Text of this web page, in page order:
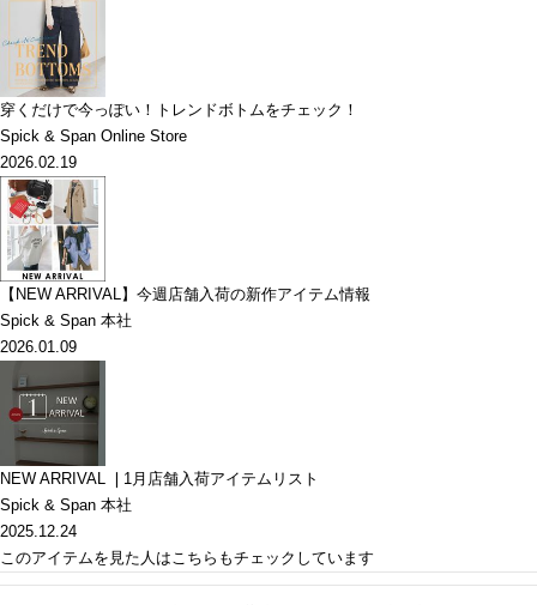
穿くだけで今っぽい！トレンドボトムをチェック！
Spick & Span Online Store
2026.02.19
【NEW ARRIVAL】今週店舗入荷の新作アイテム情報
Spick & Span 本社
2026.01.09
NEW ARRIVAL ❘1月店舗入荷アイテムリスト
Spick & Span 本社
2025.12.24
このアイテムを見た人はこちらもチェックしています